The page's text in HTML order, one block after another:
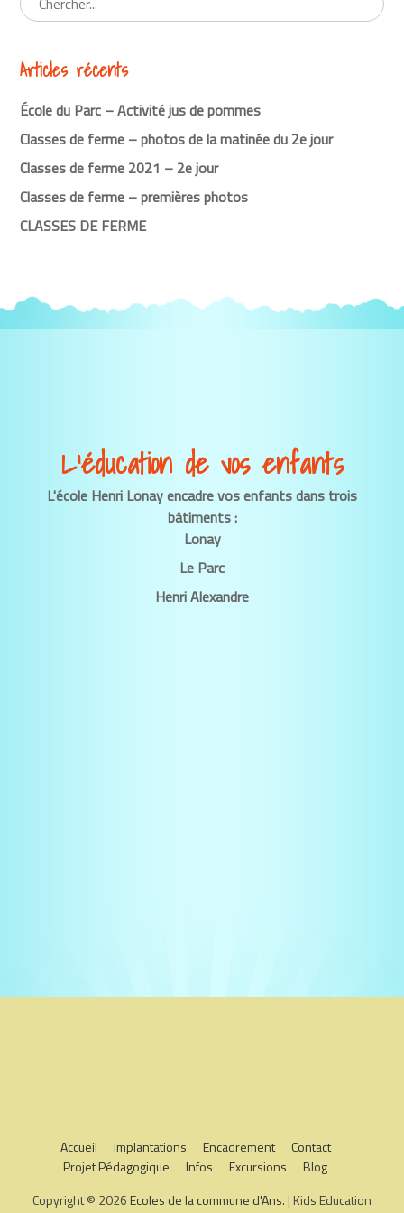
Articles récents
École du Parc – Activité jus de pommes
Classes de ferme – photos de la matinée du 2e jour
Classes de ferme 2021 – 2e jour
Classes de ferme – premières photos
CLASSES DE FERME
L’éducation de vos enfants
L'école Henri Lonay encadre vos enfants dans trois
bâtiments :
Lonay
Le Parc
Henri Alexandre
Accueil Implantations Encadrement
Contact
Projet Pédagogique
Infos Excursions
Blog
Copyright © 2026 Ecoles de la commune d'Ans. | Kids Education